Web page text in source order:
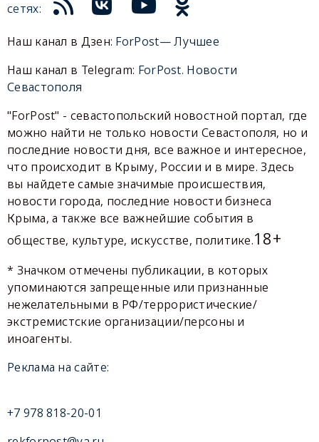
сетях:
Наш канал в Дзен: ForPost— Лучшее
Наш канал в Telegram: ForPost. Новости
Севастополя
"ForPost" - севастопольский новостной портал, где
можно найти не только новости Севастополя, но и
последние новости дня, все важное и интересное,
что происходит в Крыму, России и в мире. Здесь
вы найдете самые значимые происшествия,
новости города, последние новости бизнеса
Крыма, а также все важнейшие события в
обществе, культуре, искусстве, политике.18+
* Значком отмечены публикации, в которых
упоминаются запрещенные или признанные
нежелательными в РФ/террористические/
экстремистские организации/персоны и
иноагенты.
Реклама на сайте:
+7 978 818-20-01